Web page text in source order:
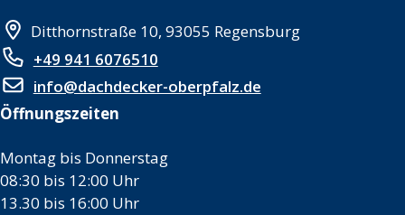
Ditthornstraße 10, 93055 Regensburg
+49 941 6076510
info@dachdecker-oberpfalz.de
Öffnungszeiten
Montag bis Donnerstag
08:30 bis 12:00 Uhr
13.30 bis 16:00 Uhr